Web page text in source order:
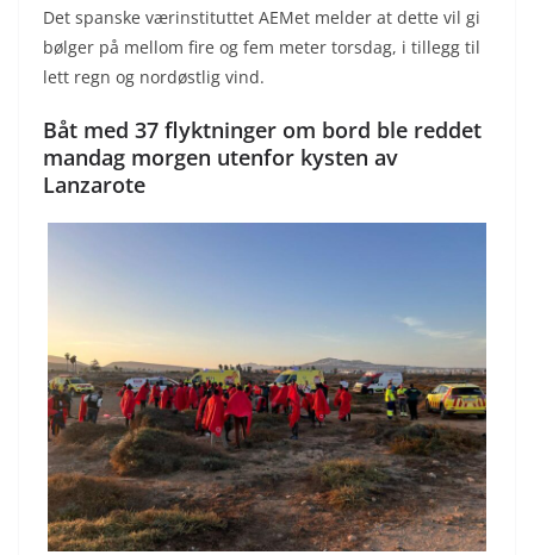
Det spanske værinstituttet AEMet melder at dette vil gi
bølger på mellom fire og fem meter torsdag, i tillegg til
lett regn og nordøstlig vind.
Båt med 37 flyktninger om bord ble reddet
mandag morgen utenfor kysten av
Lanzarote